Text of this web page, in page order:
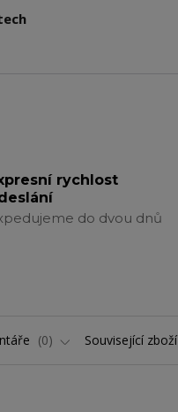
rychlost
do dvou dnů
0 Související zboží